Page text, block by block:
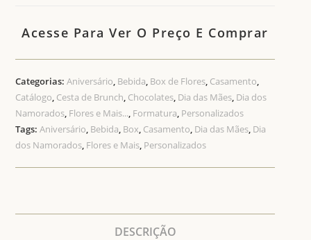
Acesse Para Ver O Preço E Comprar
Categorias:Aniversário, Bebida, Box de Flores, Casamento,
Catálogo, Cesta de Brunch, Chocolates, Dia das Mães, Dia dos
Namorados, Flores e Mais..., Formatura, Personalizados
Tags:Aniversário, Bebida, Box, Casamento, Dia das Mães, Dia
dos Namorados, Flores e Mais, Personalizados
DESCRIÇÃO